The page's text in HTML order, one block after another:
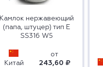
Камлок нержавеющий
(папа, штуцер) тип E
SS316 W5
Китай
от
243,60 ₽